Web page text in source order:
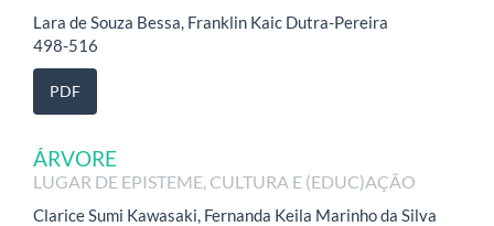
Lara de Souza Bessa, Franklin Kaic Dutra-Pereira
498-516
PDF
ÁRVORE
LUGAR DE EPISTEME, CULTURA E (EDUC)AÇÃO
Clarice Sumi Kawasaki, Fernanda Keila Marinho da Silva